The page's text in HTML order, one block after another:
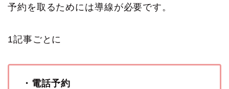
予約を取るためには導線が必要です。
1記事ごとに
・電話予約